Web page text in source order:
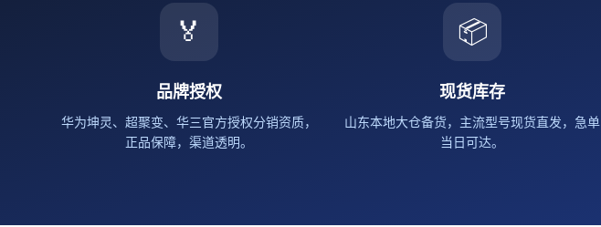
🏅
品牌授权
华为坤灵、超聚变、华三官方授权分销资质，
正品保障，渠道透明。
📦
现货库存
山东本地大仓备货，主流型号现货直发，急单
当日可达。